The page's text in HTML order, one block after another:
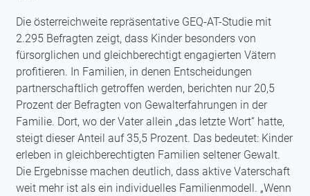
Die österreichweite repräsentative GEQ-AT-Studie mit
2.295 Befragten zeigt, dass Kinder besonders von
fürsorglichen und gleichberechtigt engagierten Vätern
profitieren. In Familien, in denen Entscheidungen
partnerschaftlich getroffen werden, berichten nur 20,5
Prozent der Befragten von Gewalterfahrungen in der
Familie. Dort, wo der Vater allein „das letzte Wort“ hatte,
steigt dieser Anteil auf 35,5 Prozent. Das bedeutet: Kinder
erleben in gleichberechtigten Familien seltener Gewalt.
Die Ergebnisse machen deutlich, dass aktive Vaterschaft
weit mehr ist als ein individuelles Familienmodell. „Wenn